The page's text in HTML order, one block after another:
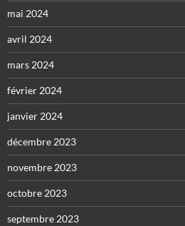
mai 2024
avril 2024
mars 2024
février 2024
janvier 2024
décembre 2023
novembre 2023
octobre 2023
septembre 2023